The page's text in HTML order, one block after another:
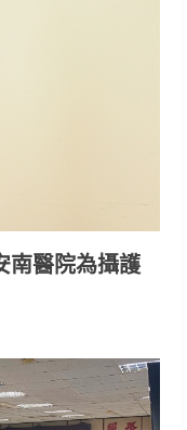
南醫院為攝護